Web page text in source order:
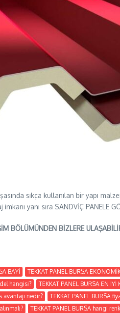
sıkça kullanılan bir yapı
yanı sıra SANDVİÇ PANELE
BÖLÜMÜNDEN BİZLERE
BAYİ TEKKAT PANEL BURSA
hangisi?
TEKKAT PANEL BURSA EN İYİ
avantajı nedir?
TEKKAT PANEL BURSA
TEKKAT PANEL BURSA hangi